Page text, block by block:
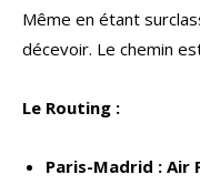
Même en étant
décevoir. Le chemin
Le Routing :
Paris-Madrid : Air